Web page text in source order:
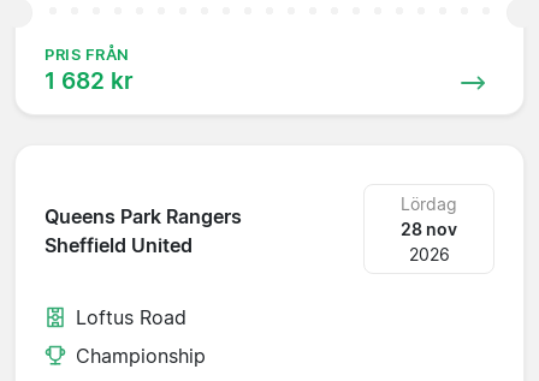
PRIS FRÅN
1 682 kr
Queens Park Rangers
Sheffield United
Lördag
28 nov
2026
Loftus Road
Championship